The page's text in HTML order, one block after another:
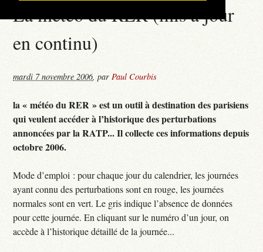
La météo du RER (mis à jour
en continu)
mardi 7 novembre 2006,parPaul Courbis
la « météo du RER » est un outil à destination des parisiens
qui veulent accéder à l’historique des perturbations
annoncées par la RATP... Il collecte ces informations depuis
octobre 2006.
Mode d’emploi : pour chaque jour du calendrier, les journées
ayant connu des perturbations sont en rouge, les journées
normales sont en vert. Le gris indique l’absence de données
pour cette journée. En cliquant sur le numéro d’un jour, on
accède à l’historique détaillé de la journée...